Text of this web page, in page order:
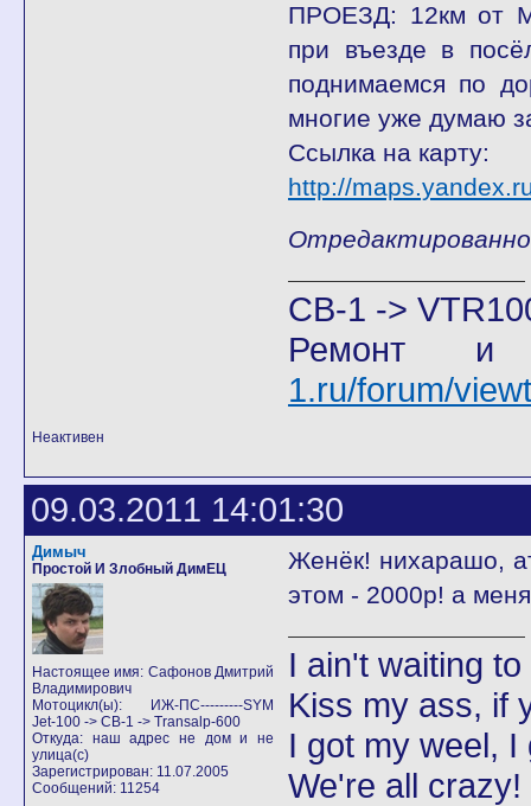
ПРОЕЗД: 12км от
при въезде в
поднимаемся по
многие уже думаю
Ссылка на карту:
http://
CB-1 ->
Ремонт и
1.ru/forum/
Неактивен
09.03.2011 14:01:30
Димыч
Простой И Злобный ДимЕЦ
Настоящее имя: Сафонов Дмитрий
Владимирович
Мотоцикл(ы): ИЖ-ПС---------SYM
Jet-100 -> CB-1 -> Transalp-600
Откуда: наш адрес не дом и не
улица(с)
Зарегистрирован: 11.07.2005
Сообщений: 11254
Женёк! нихарашо,
этом - 2000р! а
I ain't waiting
Kiss my ass, if
I got my weel,
We're all